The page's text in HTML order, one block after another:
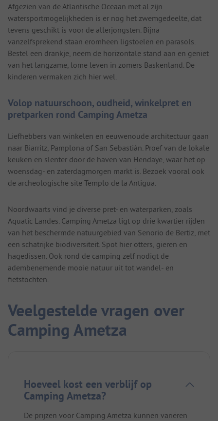
Afgezien van de Atlantische Oceaan met al zijn
watersportmogelijkheden is er nog het zwemgedeelte, dat
tevens geschikt is voor de allerjongsten. Bijna
vanzelfsprekend staan eromheen ligstoelen en parasols.
Bestel een drankje, neem de horizontale stand aan en geniet
van het langzame, lome leven in zomers Baskenland. De
kinderen vermaken zich hier wel.
Volop natuurschoon, oudheid, winkelpret en
pretparken rond Camping Ametza
Liefhebbers van winkelen en eeuwenoude architectuur gaan
naar Biarritz, Pamplona of San Sebastián. Proef van de lokale
keuken en slenter door de haven van Hendaye, waar het op
woensdag- en zaterdagmorgen markt is. Bezoek vooral ook
de archeologische site Templo de la Antigua.
Noordwaarts vind je diverse pret- en waterparken, zoals
Aquatic Landes. Camping Ametza ligt op drie kwartier rijden
van het beschermde natuurgebied van Senorio de Bertiz, met
een schatrijke biodiversiteit. Spot hier otters, gieren en
hagedissen. Ook rond de camping zelf nodigt de
adembenemende mooie natuur uit tot wandel- en
fietstochten.
Veelgestelde vragen over
Camping Ametza
Hoeveel kost een verblijf op
Camping Ametza?
De prijzen voor Camping Ametza kunnen variëren